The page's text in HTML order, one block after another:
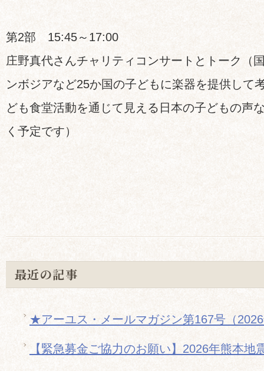
第2部 15:45～17:00
庄野真代さんチャリティコンサートとトーク（
ンボジアなど25か国の子どもに楽器を提供して
ども食堂活動を通じて見える日本の子どもの声
く予定です）
最近の記事
★アーユス・メールマガジン第167号（
【緊急募金ご協力のお願い】2026年熊本地